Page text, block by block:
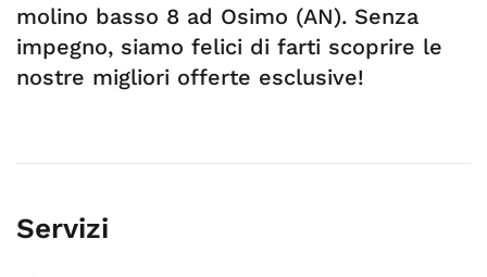
molino basso 8 ad Osimo (AN). Senza
impegno, siamo felici di farti scoprire le
nostre migliori offerte esclusive!
Servizi